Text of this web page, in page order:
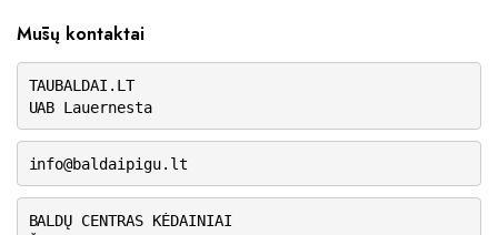
Mūsų kontaktai
TAUBALDAI.LT
UAB Lauernesta
info@baldaipigu.lt
BALDŲ CENTRAS KĖDAINIAI